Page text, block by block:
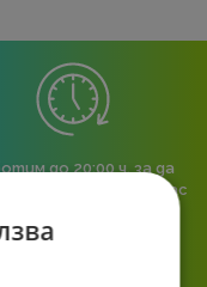
до 20:00 ч, за да
да се свържеш с нас
работа или училище.